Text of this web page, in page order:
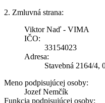
2. Zmluvná strana:
Viktor Naď - VIMA
IČO:
33154023
Adresa:
Stavebná 2164/4,
Meno podpisujúcej osoby:
Jozef Nemčík
Funkcia podpisujúcej osoby: